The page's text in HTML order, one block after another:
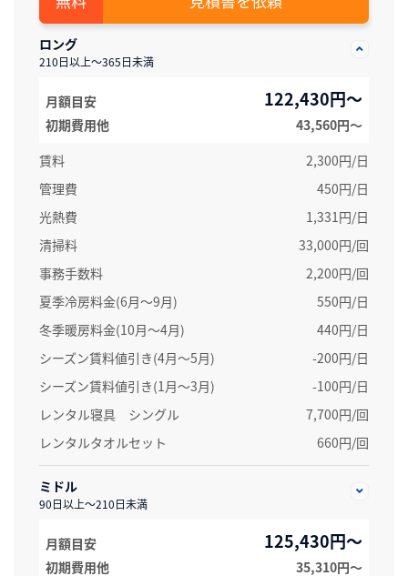
ロング
210日以上～365日未満
月額目安 122,430円～
初期費用他
43,560円〜
賃料
2,300円/日
管理費
450円/日
光熱費
1,331円/日
清掃料
33,000円/回
事務手数料
2,200円/回
夏季冷房料金(6月～9月)
550円/日
冬季暖房料金(10月～4月)
440円/日
シーズン賃料値引き(4月～5月)
-200円/日
シーズン賃料値引き(1月～3月)
-100円/日
レンタル寝具 シングル
7,700円/回
レンタルタオルセット
660円/回
ミドル
90日以上～210日未満
月額目安 125,430円～
初期費用他 35,310円〜